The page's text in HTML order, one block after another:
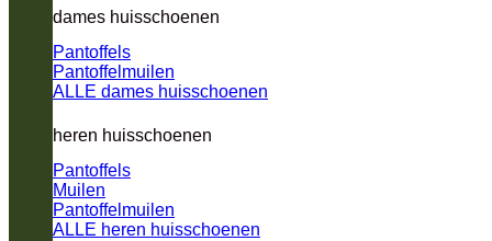
dames huisschoenen
Pantoffels
Pantoffelmuilen
ALLE dames huisschoenen
heren huisschoenen
Pantoffels
Muilen
Pantoffelmuilen
ALLE heren huisschoenen